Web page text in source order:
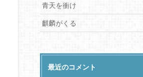
青天を衝け
麒麟がくる
最近のコメント